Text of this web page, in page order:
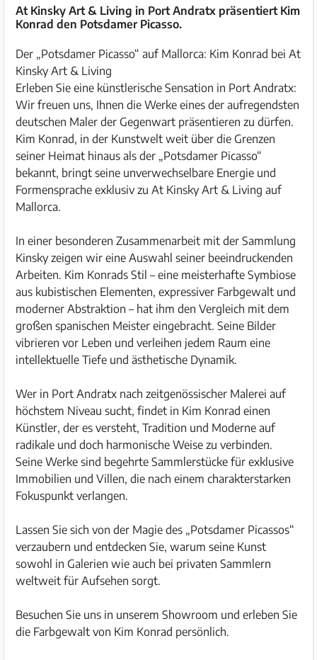
At Kinsky Art & Living in Port Andratx präsentiert Kim
Konrad den Potsdamer Picasso.
Der „Potsdamer Picasso“ auf Mallorca: Kim Konrad bei At
Kinsky Art & Living
Erleben Sie eine künstlerische Sensation in Port Andratx:
Wir freuen uns, Ihnen die Werke eines der aufregendsten
deutschen Maler der Gegenwart präsentieren zu dürfen.
Kim Konrad, in der Kunstwelt weit über die Grenzen
seiner Heimat hinaus als der „Potsdamer Picasso“
bekannt, bringt seine unverwechselbare Energie und
Formensprache exklusiv zu At Kinsky Art & Living auf
Mallorca.
In einer besonderen Zusammenarbeit mit der Sammlung
Kinsky zeigen wir eine Auswahl seiner beeindruckenden
Arbeiten. Kim Konrads Stil – eine meisterhafte Symbiose
aus kubistischen Elementen, expressiver Farbgewalt und
moderner Abstraktion – hat ihm den Vergleich mit dem
großen spanischen Meister eingebracht. Seine Bilder
vibrieren vor Leben und verleihen jedem Raum eine
intellektuelle Tiefe und ästhetische Dynamik.
Wer in Port Andratx nach zeitgenössischer Malerei auf
höchstem Niveau sucht, findet in Kim Konrad einen
Künstler, der es versteht, Tradition und Moderne auf
radikale und doch harmonische Weise zu verbinden.
Seine Werke sind begehrte Sammlerstücke für exklusive
Immobilien und Villen, die nach einem charakterstarken
Fokuspunkt verlangen.
Lassen Sie sich von der Magie des „Potsdamer Picassos“
verzaubern und entdecken Sie, warum seine Kunst
sowohl in Galerien wie auch bei privaten Sammlern
weltweit für Aufsehen sorgt.
Besuchen Sie uns in unserem Showroom und erleben Sie
die Farbgewalt von Kim Konrad persönlich.